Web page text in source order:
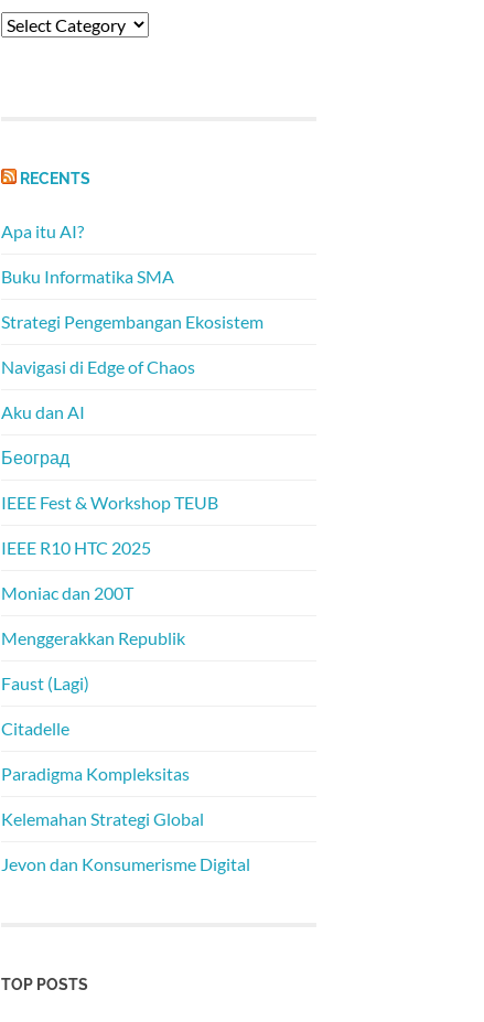
Categories
RECENTS
Apa itu AI?
Buku Informatika SMA
Strategi Pengembangan Ekosistem
Navigasi di Edge of Chaos
Aku dan AI
Београд
IEEE Fest & Workshop TEUB
IEEE R10 HTC 2025
Moniac dan 200T
Menggerakkan Republik
Faust (Lagi)
Citadelle
Paradigma Kompleksitas
Kelemahan Strategi Global
Jevon dan Konsumerisme Digital
TOP POSTS